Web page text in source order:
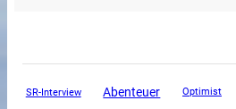
SR-Interview Abenteuer Optimist